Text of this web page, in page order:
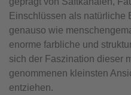
Einschlüssen als natürliche
genauso wie
enorme farbliche und
sich der Faszination dieser
genommenen kleinsten
entziehen.